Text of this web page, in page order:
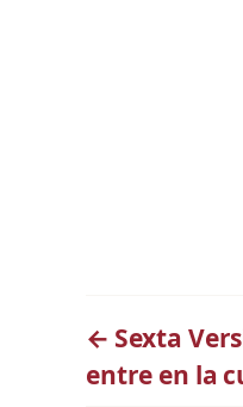
← Sexta
entre en la